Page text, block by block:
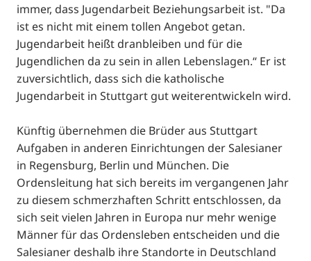
immer, dass Jugendarbeit Beziehungsarbeit ist. "Da
ist es nicht mit einem tollen Angebot getan.
Jugendarbeit heißt dranbleiben und für die
Jugendlichen da zu sein in allen Lebenslagen.“ Er ist
zuversichtlich, dass sich die katholische
Jugendarbeit in Stuttgart gut weiterentwickeln wird.
Künftig übernehmen die Brüder aus Stuttgart
Aufgaben in anderen Einrichtungen der Salesianer
in Regensburg, Berlin und München. Die
Ordensleitung hat sich bereits im vergangenen Jahr
zu diesem schmerzhaften Schritt entschlossen, da
sich seit vielen Jahren in Europa nur mehr wenige
Männer für das Ordensleben entscheiden und die
Salesianer deshalb ihre Standorte in Deutschland